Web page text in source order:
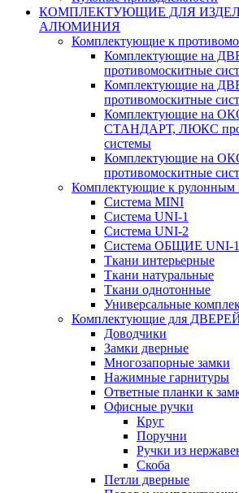
КОМПЛЕКТУЮЩИЕ ДЛЯ
АЛЮМИНИЯ
Комплектующие к
Комплектующие на
противомоскитные
Комплектующие на
противомоскитные
Комплектующие на
СТАНДАРТ, ЛЮКС
системы
Комплектующие на
противомоскитные
Комплектующие к рулонным
Система MINI
Система UNI-1
Система UNI-2
Система ОБЩИЕ UNI-
Ткани интерьерные
Ткани натуральные
Ткани однотонные
Универсальные
Комплектующие для
Доводчики
Замки дверные
Многозапорные замки
Нажимные гарнитуры
Ответные планки к
Офисные ручки
Круг
Поручни
Ручки из
Скоба
Петли дверные